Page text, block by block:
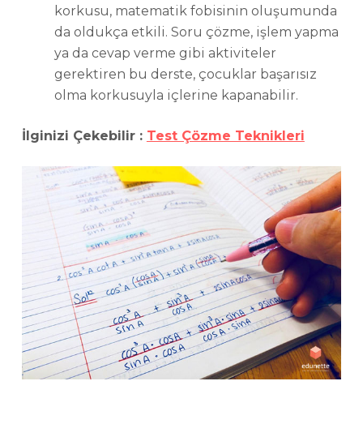
korkusu, matematik fobisinin oluşumunda
da oldukça etkili. Soru çözme, işlem yapma
ya da cevap verme gibi aktiviteler
gerektiren bu derste, çocuklar başarısız
olma korkusuyla içlerine kapanabilir.
İlginizi Çekebilir : Test Çözme Teknikleri